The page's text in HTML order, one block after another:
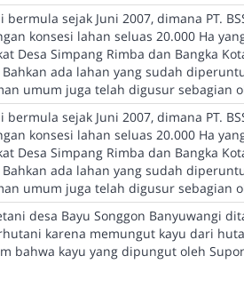
bermula sejak Juni 2007, dimana PT.
konsesi lahan seluas 20.000 Ha
Desa Simpang Rimba dan Bangka
ada lahan yang sudah
umum juga telah digusur sebagian
bermula sejak Juni 2007, dimana PT.
konsesi lahan seluas 20.000 Ha
Desa Simpang Rimba dan Bangka
ada lahan yang sudah
umum juga telah digusur sebagian
desa Bayu Songgon Banyuwangi
karena memungut kayu dari
bahwa kayu yang dipungut oleh